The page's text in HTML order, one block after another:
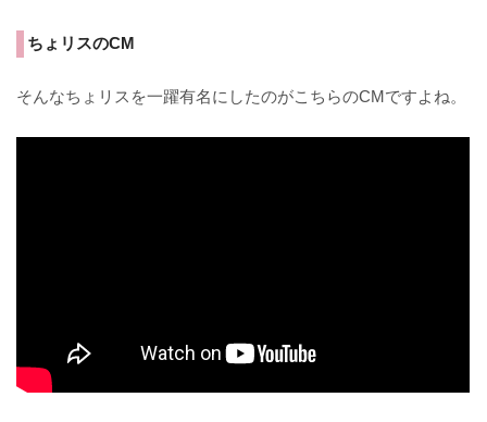
ちょリスのCM
そんなちょリスを一躍有名にしたのがこちらのCMですよね。